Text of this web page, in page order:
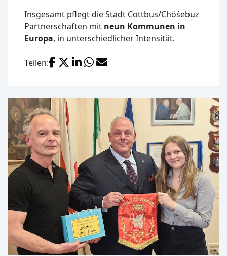
Insgesamt pflegt die Stadt Cottbus/Chóśebuz
Partnerschaften mit neun Kommunen in
Europa, in unterschiedlicher Intensität.
Teilen: Facebook
X (Twitter)
LinkedIn
WhatsApp